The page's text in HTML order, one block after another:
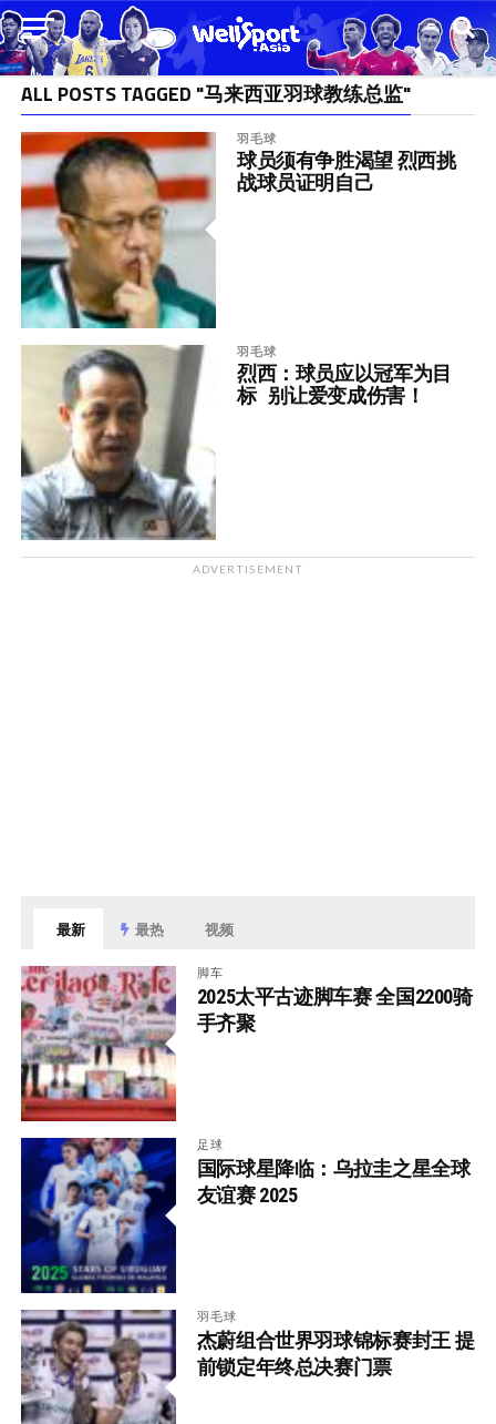
ALL POSTS TAGGED "马来西亚羽球教练总监"
羽毛球
球员须有争胜渴望 烈西挑
战球员证明自己
羽毛球
烈西：球员应以冠军为目
标 别让爱变成伤害！
ADVERTISEMENT
最新 最热 视频
脚车
2025太平古迹脚车赛 全国2200骑
手齐聚
足球
国际球星降临：乌拉圭之星全球
友谊赛 2025
羽毛球
杰蔚组合世界羽球锦标赛封王 提
前锁定年终总决赛门票